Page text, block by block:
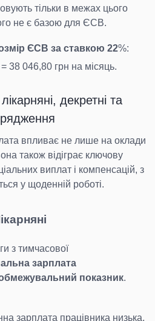
тільки в межах цього
не є базою для ЄСВ.
ЄСВ за ставкою 22%:
38 046,80 грн на місяць.
декретні та
впливає не лише на оклади
також відіграє ключову
виплат і компенсацій, з
у щоденній роботі.
з тимчасової
зарплата
показник.
зарплата працівника низька,